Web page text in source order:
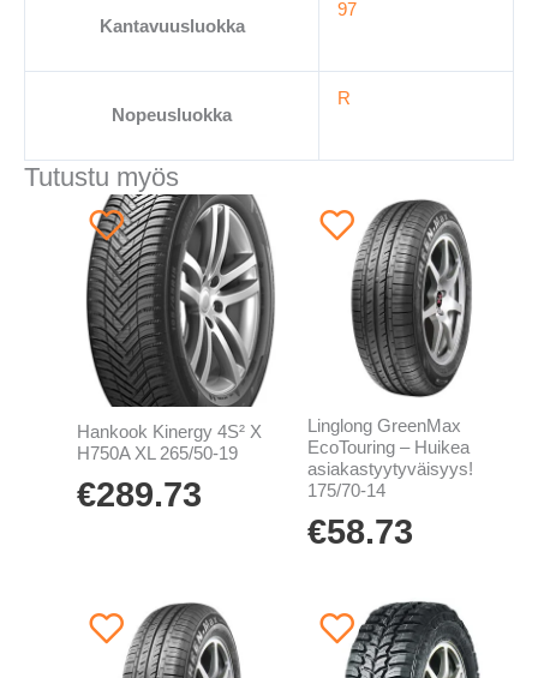
Kantavuusluokka
97
Nopeusluokka
R
Tutustu myös
Hankook Kinergy 4S² X
H750A XL 265/50-19
€289.73
Linglong GreenMax
EcoTouring – Huikea
asiakastyytyväisyys!
175/70-14
€58.73